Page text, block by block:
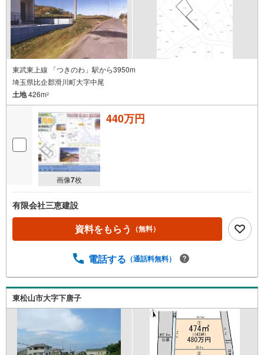
東武東上線 「つきのわ」駅から3950m
埼玉県比企郡滑川町大字中尾
土地426m2
画像7枚
440万円
有限会社三恵建設
資料をもらう （無料）
電話する （通話料無料）
東松山市大字下唐子